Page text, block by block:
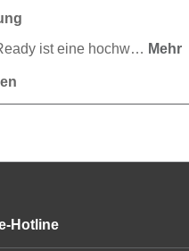
ist eine hochw… Mehr
Hotline